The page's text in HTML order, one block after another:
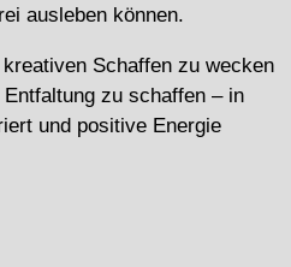
ausleben können.
Schaffen zu wecken
zu schaffen – in
und positive Energie